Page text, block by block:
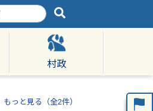
村政
もっと見る（全2件）